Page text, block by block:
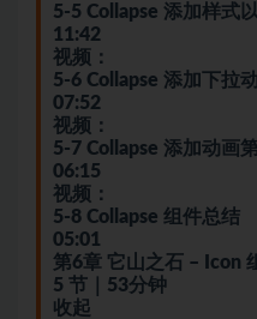
5-5 Collapse 添加样式
11:42
视频：
5-6 Collapse 添加下拉
07:52
视频：
5-7 Collapse 添加动画
06:15
视频：
5-8 Collapse 组件总结
05:01
第6章 它山之石 – Icon
5 节｜53分钟
收起